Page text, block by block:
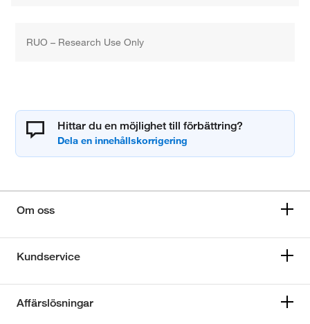
RUO – Research Use Only
Hittar du en möjlighet till förbättring?
Om oss
Kundservice
Affärslösningar